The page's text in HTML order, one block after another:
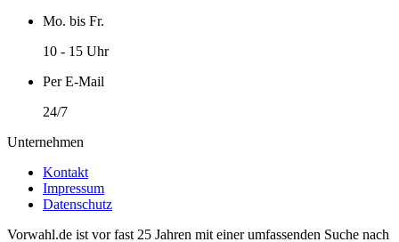
Mo. bis Fr.
10 - 15 Uhr
Per E-Mail
24/7
Unternehmen
Kontakt
Impressum
Datenschutz
Vorwahl.de ist vor fast 25 Jahren mit einer umfassenden Suche nach